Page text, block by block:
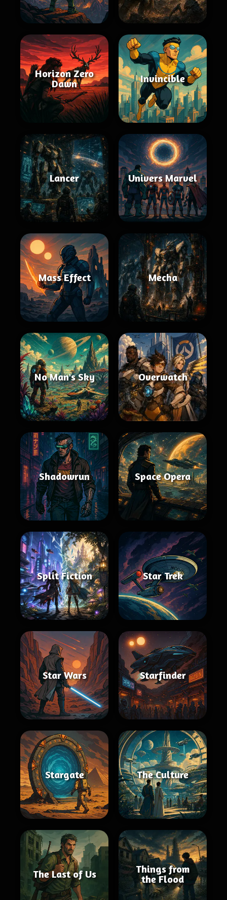
Horizon Zero
Dawn
Invincible
Lancer Univers Marvel
Mass Effect Mecha
No Man's Sky Overwatch
Shadowrun Space Opera
Split Fiction Star Trek
Star Wars Starfinder
Stargate The Culture
The Last of Us
Things from
the Flood